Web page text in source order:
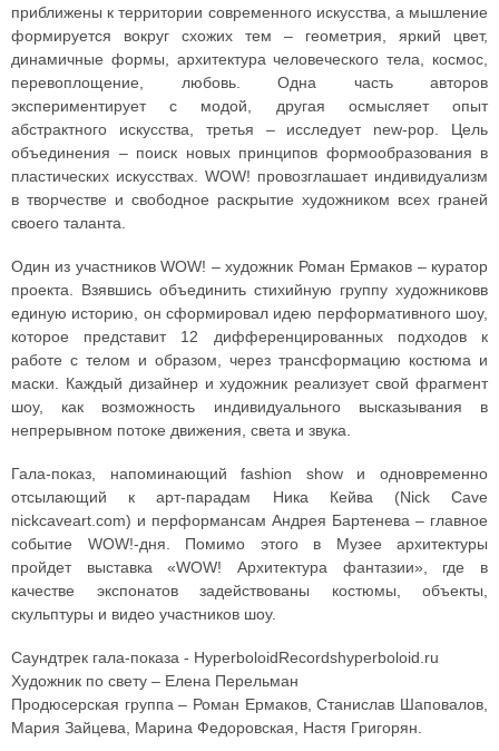
приближены к территории современного искусства, а мышление
формируется вокруг схожих тем – геометрия, яркий цвет,
динамичные формы, архитектура человеческого тела, космос,
перевоплощение, любовь. Одна часть авторов
экспериментирует с модой, другая осмысляет опыт
абстрактного искусства, третья – исследует new-pop. Цель
объединения – поиск новых принципов формообразования в
пластических искусствах. WOW! провозглашает индивидуализм
в творчестве и свободное раскрытие художником всех граней
своего таланта.
Один из участников WOW! – художник Роман Ермаков – куратор
проекта. Взявшись объединить стихийную группу художниковв
единую историю, он сформировал идею перформативного шоу,
которое представит 12 дифференцированных подходов к
работе с телом и образом, через трансформацию костюма и
маски. Каждый дизайнер и художник реализует свой фрагмент
шоу, как возможность индивидуального высказывания в
непрерывном потоке движения, света и звука.
Гала-показ, напоминающий fashion show и одновременно
отсылающий к арт-парадам Ника Кейва (Nick Cave
nickcaveart.com) и перформансам Андрея Бартенева – главное
событие WOW!-дня. Помимо этого в Музее архитектуры
пройдет выставка «WOW! Архитектура фантазии», где в
качестве экспонатов задействованы костюмы, объекты,
скульптуры и видео участников шоу.
Саундтрек гала-показа - HyperboloidRecordshyperboloid.ru
Художник по свету – Елена Перельман
Продюсерская группа – Роман Ермаков, Станислав Шаповалов,
Мария Зайцева, Марина Федоровская, Настя Григорян.